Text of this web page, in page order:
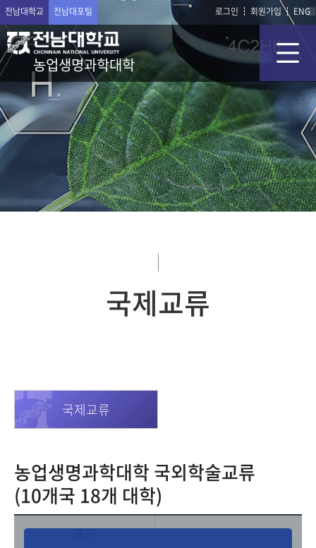
전남대학교 전남대포털 로그인 회원가입 ENG
농업생명과학대학
국제교류
국제교류
농업생명과학대학 국외학술교류
(10개국 18개 대학)
국가